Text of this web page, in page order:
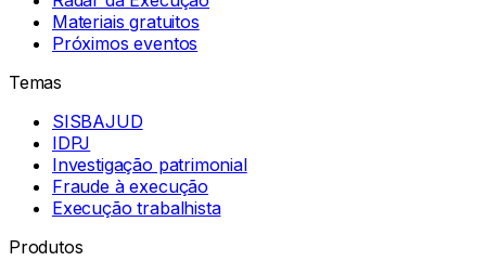
Materiais gratuitos
Próximos eventos
Temas
SISBAJUD
IDPJ
Investigação patrimonial
Fraude à execução
Execução trabalhista
Produtos